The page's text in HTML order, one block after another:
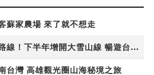
蘇家農場 來了就不想走
台灣好行／新路線！下半年增開大雪山線 暢遊台中更便利
台灣 高雄觀光圈山海秘境之旅